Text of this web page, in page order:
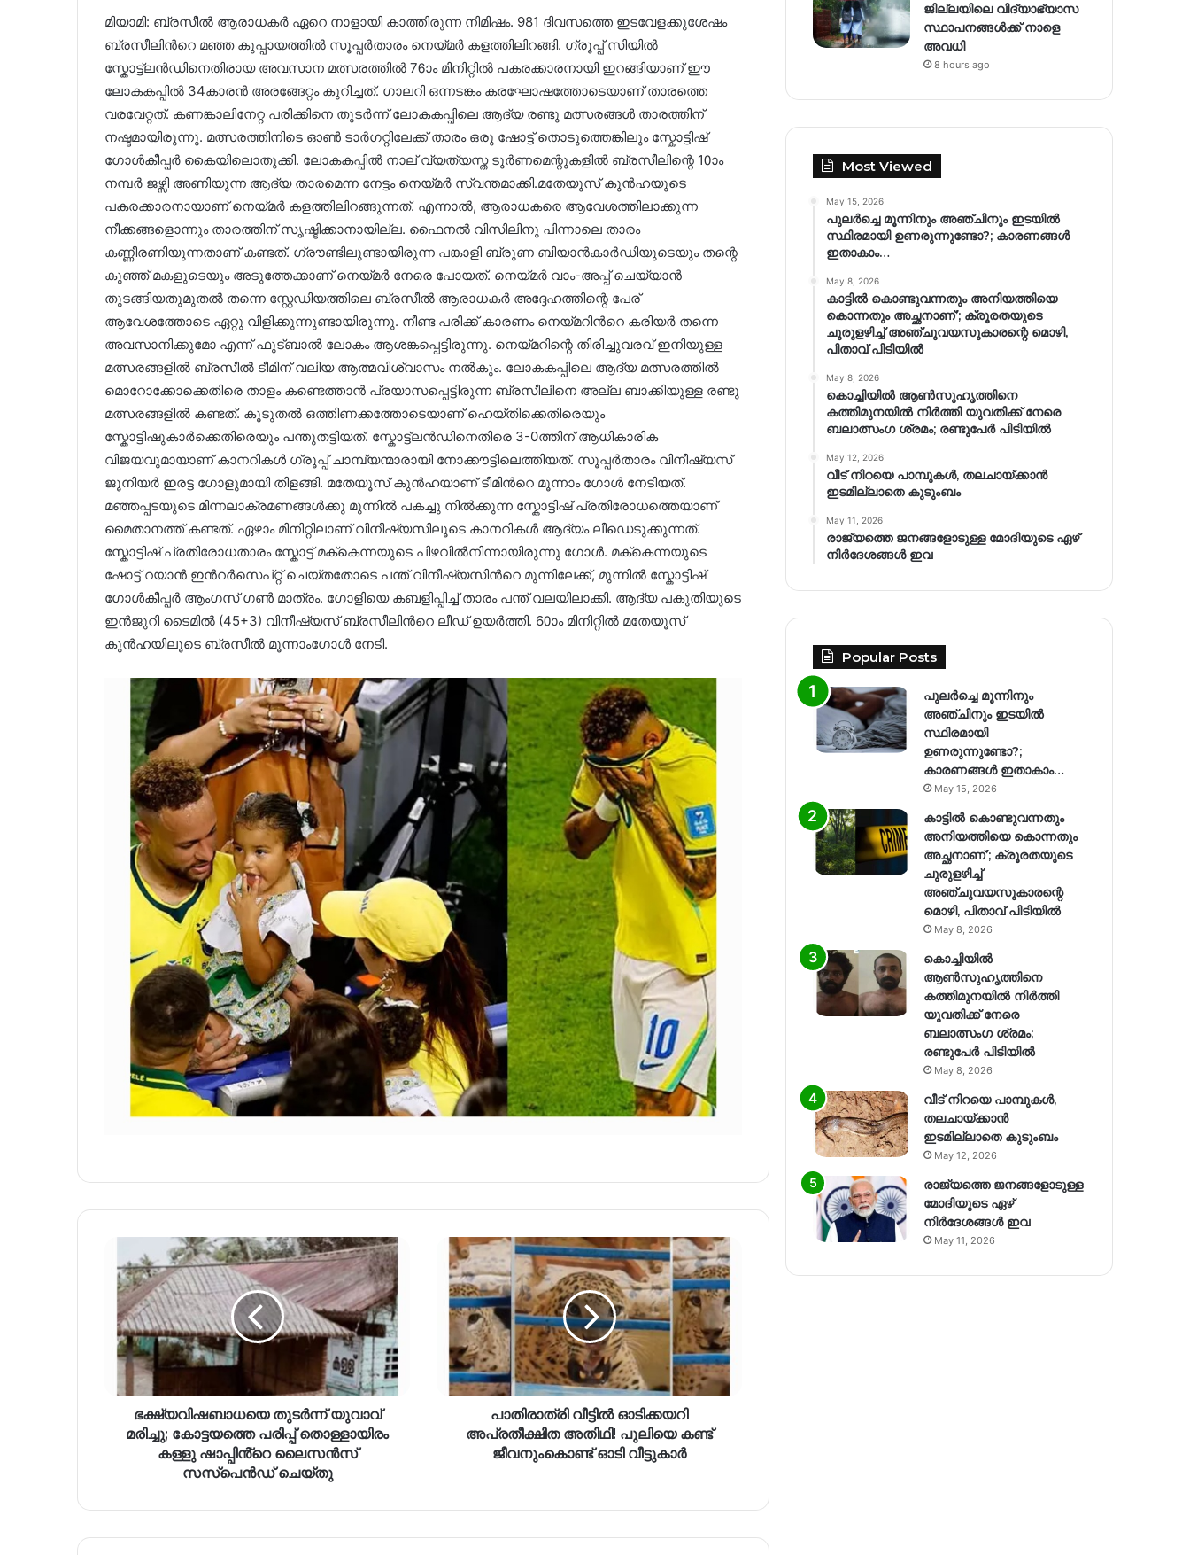
മിയാമി: ബ്രസീൽ ആരാധകർ ഏറെ നാളായി കാത്തിരുന്ന നിമിഷം. 981 ദിവസത്തെ ഇടവേളക്കുശേഷം
ബ്രസീലിന്‍റെ മഞ്ഞ കുപ്പായത്തിൽ സൂപ്പർതാരം നെയ്മർ കളത്തിലിറങ്ങി. ഗ്രൂപ്പ് സിയിൽ
സ്കോട്ട്ലൻഡിനെതിരായ അവസാന മത്സരത്തിൽ 76ാം മിനിറ്റിൽ പകരക്കാരനായി ഇറങ്ങിയാണ് ഈ
ലോകകപ്പിൽ 34കാരൻ അരങ്ങേറ്റം കുറിച്ചത്. ഗാലറി ഒന്നടങ്കം കരഘോഷത്തോടെയാണ് താരത്തെ
വരവേറ്റത്. കണങ്കാലിനേറ്റ പരിക്കിനെ തുടർന്ന് ലോകകപ്പിലെ ആദ്യ രണ്ടു മത്സരങ്ങൾ താരത്തിന്
നഷ്ടമായിരുന്നു. മത്സരത്തിനിടെ ഓൺ ടാർഗറ്റിലേക്ക് താരം ഒരു ഷോട്ട് തൊടുത്തെങ്കിലും സ്കോട്ടിഷ്
ഗോൾകീപ്പർ കൈയിലൊതുക്കി. ലോകകപ്പിൽ നാല് വ്യത്യസ്ത ടൂർണമെന്റുകളിൽ ബ്രസീലിന്റെ 10ാം
നമ്പർ ജഴ്സി അണിയുന്ന ആദ്യ താരമെന്ന നേട്ടം നെയ്മർ സ്വന്തമാക്കി.മതേയൂസ് കുൻഹയുടെ
പകരക്കാരനായാണ് നെയ്മർ കളത്തിലിറങ്ങുന്നത്. എന്നാൽ, ആരാധകരെ ആവേശത്തിലാക്കുന്ന
നീക്കങ്ങളൊന്നും താരത്തിന് സൃഷ്ടിക്കാനായില്ല. ഫൈനൽ വിസിലിനു പിന്നാലെ താരം
കണ്ണീരണിയുന്നതാണ് കണ്ടത്. ഗ്രൗണ്ടിലുണ്ടായിരുന്ന പങ്കാളി ബ്രുണ ബിയാൻകാർഡിയുടെയും തന്റെ
കുഞ്ഞ് മകളുടെയും അടുത്തേക്കാണ് നെയ്മർ നേരെ പോയത്. നെയ്മർ വാം-അപ്പ് ചെയ്യാൻ
തുടങ്ങിയതുമുതൽ തന്നെ സ്റ്റേഡിയത്തിലെ ബ്രസീൽ ആരാധകർ അദ്ദേഹത്തിന്റെ പേര്
ആവേശത്തോടെ ഏറ്റു വിളിക്കുന്നുണ്ടായിരുന്നു. നീണ്ട പരിക്ക് കാരണം നെയ്മറിന്‍റെ കരിയർ തന്നെ
അവസാനിക്കുമോ എന്ന് ഫുട്ബാൽ ലോകം ആശങ്കപ്പെട്ടിരുന്നു. നെയ്മറിന്റെ തിരിച്ചുവരവ് ഇനിയുള്ള
മത്സരങ്ങളിൽ ബ്രസീൽ ടീമിന് വലിയ ആത്മവിശ്വാസം നൽകും. ലോകകപ്പിലെ ആദ്യ മത്സരത്തിൽ
മൊറോക്കോക്കെതിരെ താളം കണ്ടെത്താൻ പ്രയാസപ്പെട്ടിരുന്ന ബ്രസീലിനെ അല്ല ബാക്കിയുള്ള രണ്ടു
മത്സരങ്ങളിൽ കണ്ടത്. കൂടുതൽ ഒത്തിണക്കത്തോടെയാണ് ഹെയ്തിക്കെതിരെയും
സ്കോട്ടിഷുകാർക്കെതിരെയും പന്തുതട്ടിയത്. സ്കോട്ട്ലൻഡിനെതിരെ 3-0ത്തിന് ആധികാരിക
വിജയവുമായാണ് കാനറികൾ ഗ്രൂപ്പ് ചാമ്പ്യന്മാരായി നോക്കൗട്ടിലെത്തിയത്. സൂപ്പർതാരം വിനീഷ്യസ്
ജൂനിയർ ഇരട്ട ഗോളുമായി തിളങ്ങി. മതേയൂസ് കുൻഹയാണ് ടീമിന്‍റെ മൂന്നാം ഗോൾ നേടിയത്.
മഞ്ഞപ്പടയുടെ മിന്നലാക്രമണങ്ങൾക്കു മുന്നിൽ പകച്ചു നിൽക്കുന്ന സ്കോട്ടിഷ് പ്രതിരോധത്തെയാണ്
മൈതാനത്ത് കണ്ടത്. ഏഴാം മിനിറ്റിലാണ് വിനീഷ്യസിലൂടെ കാനറികൾ ആദ്യം ലീഡെടുക്കുന്നത്.
സ്കോട്ടിഷ് പ്രതിരോധതാരം സ്കോട്ട് മക്‌കെന്നയുടെ പിഴവിൽനിന്നായിരുന്നു ഗോൾ. മക്‌കെന്നയുടെ
ഷോട്ട് റയാൻ ഇന്‍റർസെപ്റ്റ് ചെയ്തതോടെ പന്ത് വിനീഷ്യസിന്‍റെ മുന്നിലേക്ക്, മുന്നിൽ സ്കോട്ടിഷ്
ഗോൾകീപ്പർ ആംഗസ് ഗൺ മാത്രം. ഗോളിയെ കബളിപ്പിച്ച് താരം പന്ത് വലയിലാക്കി. ആദ്യ പകുതിയുടെ
ഇൻജുറി ടൈമിൽ (45+3) വിനീഷ്യസ് ബ്രസീലിന്‍റെ ലീഡ് ഉയർത്തി. 60ാം മിനിറ്റിൽ മതേയൂസ്
കുൻഹയിലൂടെ ബ്രസീൽ മൂന്നാംഗോൾ നേടി.
ഭക്ഷ്യവിഷബാധയെ തുടർന്ന് യുവാവ്
മരിച്ചു; കോട്ടയത്തെ പരിപ്പ് തൊള്ളായിരം
കള്ളു ഷാപ്പിൻ്റെ ലൈസൻസ്
സസ്പെൻഡ് ചെയ്തു
പാതിരാത്രി വീട്ടിൽ ഓടിക്കയറി
അപ്രതീക്ഷിത അതിഥി! പുലിയെ കണ്ട്
ജീവനുംകൊണ്ട് ഓടി വീട്ടുകാർ
ജില്ലയിലെ വിദ്യാഭ്യാസ
സ്ഥാപനങ്ങൾക്ക് നാളെ
അവധി
8 hours ago
Most Viewed
May 15, 2026
പുലർച്ചെ മൂന്നിനും അഞ്ചിനും ഇടയിൽ
സ്ഥിരമായി ഉണരുന്നുണ്ടോ?; കാരണങ്ങള്‍
ഇതാകാം…
May 8, 2026
കാട്ടിൽ കൊണ്ടുവന്നതും അനിയത്തിയെ
കൊന്നതും അച്ഛനാണ്’; ക്രൂരതയുടെ
ചുരുളഴിച്ച് അഞ്ചുവയസുകാരന്റെ മൊഴി,
പിതാവ് പിടിയിൽ
May 8, 2026
കൊച്ചിയിൽ ആൺസുഹൃത്തിനെ
കത്തിമുനയിൽ നിർത്തി യുവതിക്ക് നേരെ
ബലാത്സംഗ​ ശ്രമം; രണ്ടുപേർ പിടിയിൽ
May 12, 2026
വീട് നിറയെ പാമ്പുകൾ, തലചായ്ക്കാൻ
ഇടമില്ലാതെ കുടുംബം
May 11, 2026
രാജ്യത്തെ ജനങ്ങളോടുള്ള മോദിയുടെ ഏഴ്
നിര്‍ദേശങ്ങള്‍ ഇവ
Popular Posts
പുലർച്ചെ മൂന്നിനും
അഞ്ചിനും ഇടയിൽ
സ്ഥിരമായി
ഉണരുന്നുണ്ടോ?;
കാരണങ്ങള്‍ ഇതാകാം…
May 15, 2026
കാട്ടിൽ കൊണ്ടുവന്നതും
അനിയത്തിയെ കൊന്നതും
അച്ഛനാണ്’; ക്രൂരതയുടെ
ചുരുളഴിച്ച്
അഞ്ചുവയസുകാരന്റെ
മൊഴി, പിതാവ് പിടിയിൽ
May 8, 2026
കൊച്ചിയിൽ
ആൺസുഹൃത്തിനെ
കത്തിമുനയിൽ നിർത്തി
യുവതിക്ക് നേരെ
ബലാത്സംഗ​ ശ്രമം;
രണ്ടുപേർ പിടിയിൽ
May 8, 2026
വീട് നിറയെ പാമ്പുകൾ,
തലചായ്ക്കാൻ
ഇടമില്ലാതെ കുടുംബം
May 12, 2026
രാജ്യത്തെ ജനങ്ങളോടുള്ള
മോദിയുടെ ഏഴ്
നിര്‍ദേശങ്ങള്‍ ഇവ
May 11, 2026